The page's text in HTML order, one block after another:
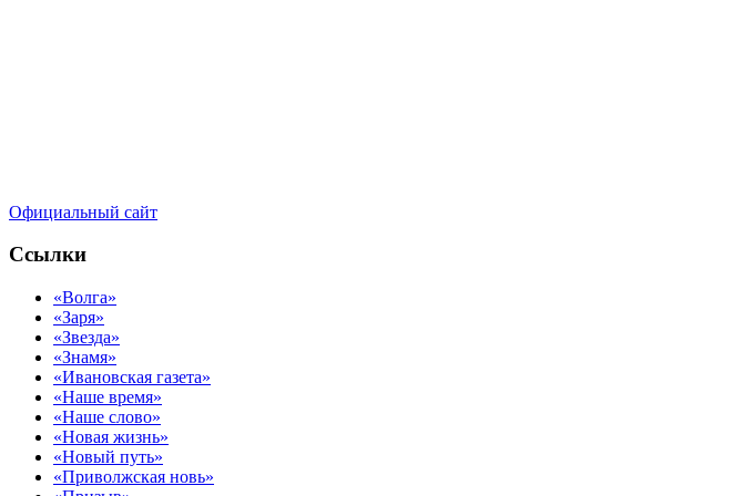
Официальный сайт
Ссылки
«Волга»
«Заря»
«Звезда»
«Знамя»
«Ивановская газета»
«Наше время»
«Наше слово»
«Новая жизнь»
«Новый путь»
«Приволжская новь»